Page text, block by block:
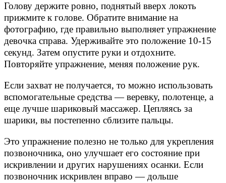
Голову держите ровно, поднятый вверх локоть
прижмите к голове. Обратите внимание на
фотографию, где правильно выполняет упражнение
девочка справа. Удерживайте это положение 10-15
секунд. Затем опустите руки и отдохните.
Повторяйте упражнение, меняя положение рук.
Если захват не получается, то можно использовать
вспомогательные средства — веревку, полотенце, а
еще лучше шариковый массажер. Цепляясь за
шарики, вы постепенно сблизите пальцы.
Это упражнение полезно не только для укрепления
позвоночника, оно улучшает его состояние при
искривлении и других нарушениях осанки. Если
позвоночник искривлен вправо — дольше